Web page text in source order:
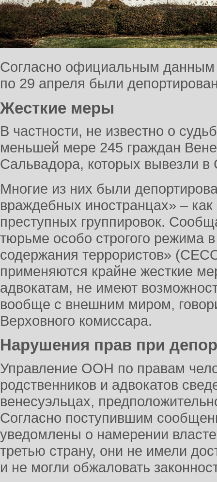
Согласно официальным
по 29 апреля были
Жесткие меры
В частности, не известно о
меньшей мере 245 граждан
Сальвадора, которых вывезли в
Многие из них были
враждебных иностранцах» –
преступных группировок.
тюрьме особо строгого режима
содержания террористов»
применяются крайне жесткие
адвокатам, не имеют
вообще с внешним миром,
Верховного комиссара.
Нарушения прав при
Управление ООН по правам
родственников и адвокатов
венесуэльцах,
Согласно поступившим
уведомлены о намерении
третью страну, они не имели
и не могли обжаловать